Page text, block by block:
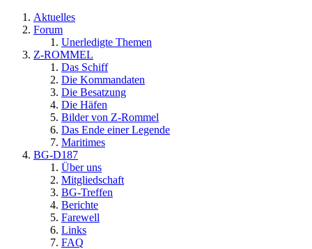
Aktuelles
Forum
Unerledigte Themen
Z-ROMMEL
Das Schiff
Die Kommandaten
Die Besatzung
Die Häfen
Bilder von Z-Rommel
Das Ende einer Legende
Maritimes
BG-D187
Über uns
Mitgliedschaft
BG-Treffen
Berichte
Farewell
Links
FAQ